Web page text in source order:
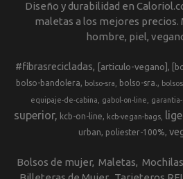
Diseño y durabilidad en
maletas a los mejores precios.
hombre, piel,
#fibrasrecicladas [articulo-vegano]
bolso-bandolera bolso-sra bolso-sra.
equipaje-de-cabina gabol-on-line
superior
kcb-on-line kcb-vegan-bags
urban
poliester-100%
Bolsos de mujer Maletas Mochilas